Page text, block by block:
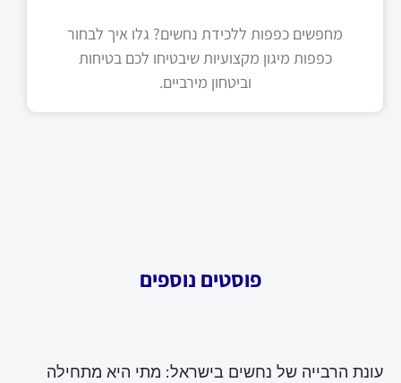
מחפשים כפפות ללכידת נחשים? גלו איך לבחור
כפפות מיגון מקצועיות שיבטיחו לכם בטיחות
וביטחון מירביים.
פוסטים נוספים
עונת הרבייה של נחשים בישראל: מתי היא מתחילה